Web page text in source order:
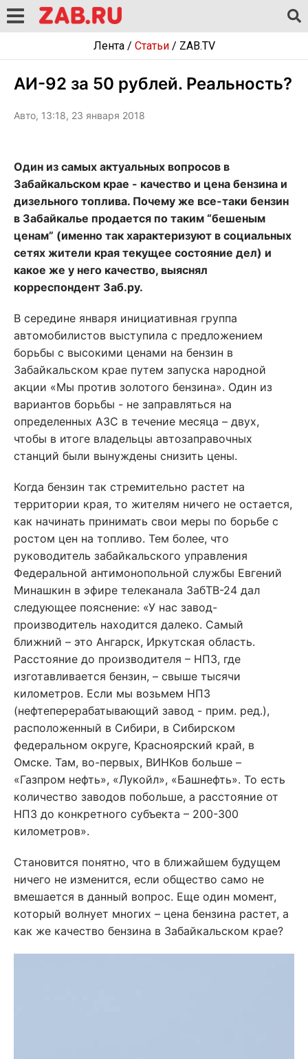
Лента/ Статьи/ ZAB.TV
АИ-92 за 50 рублей. Реальность?
Авто, 13:18, 23 января 2018
Один из самых актуальных вопросов в
Забайкальском крае - качество и цена бензина и
дизельного топлива. Почему же все-таки бензин
в Забайкалье продается по таким “бешеным
ценам” (именно так характеризуют в социальных
сетях жители края текущее состояние дел) и
какое же у него качество, выяснял
корреспондент Заб.ру.
В середине января инициативная группа
автомобилистов выступила с предложением
борьбы с высокими ценами на бензин в
Забайкальском крае путем запуска народной
акции «Мы против золотого бензина». Один из
вариантов борьбы - не заправляться на
определенных АЗС в течение месяца – двух,
чтобы в итоге владельцы автозаправочных
станций были вынуждены снизить цены.
Когда бензин так стремительно растет на
территории края, то жителям ничего не остается,
как начинать принимать свои меры по борьбе с
ростом цен на топливо. Тем более, что
руководитель забайкальского управления
Федеральной антимонопольной службы Евгений
Минашкин в эфире телеканала ЗабТВ-24 дал
следующее пояснение: «У нас завод-
производитель находится далеко. Самый
ближний – это Ангарск, Иркутская область.
Расстояние до производителя – НПЗ, где
изготавливается бензин, – свыше тысячи
километров. Если мы возьмем НПЗ
(нефтеперерабатывающий завод - прим. ред.),
расположенный в Сибири, в Сибирском
федеральном округе, Красноярский край, в
Омске. Там, во-первых, ВИНКов больше –
«Газпром нефть», «Лукойл», «Башнефть». То есть
количество заводов побольше, а расстояние от
НПЗ до конкретного субъекта – 200-300
километров».
Становится понятно, что в ближайшем будущем
ничего не изменится, если общество само не
вмешается в данный вопрос. Еще один момент,
который волнует многих – цена бензина растет, а
как же качество бензина в Забайкальском крае?